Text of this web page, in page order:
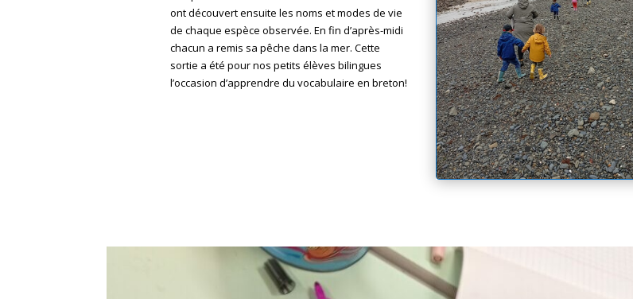
ont découvert ensuite les noms et modes de vie
de chaque espèce observée. En fin d’après-midi
chacun a remis sa pêche dans la mer. Cette
sortie a été pour nos petits élèves bilingues
l’occasion d’apprendre du vocabulaire en breton!